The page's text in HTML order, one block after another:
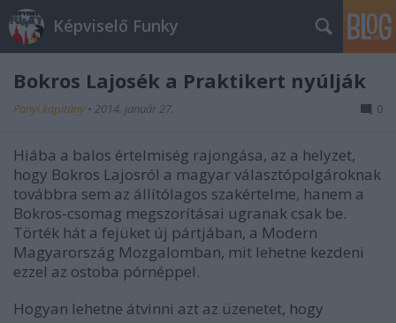
Képviselő Funky
Bokros Lajosék a Praktikert nyúlják
Panyi kapitány • 2014. január 27. 0
Hiába a balos értelmiség rajongása, az a helyzet,
hogy Bokros Lajosról a magyar választópolgároknak
továbbra sem az állítólagos szakértelme, hanem a
Bokros-csomag megszorításai ugranak csak be.
Törték hát a fejüket új pártjában, a Modern
Magyarország Mozgalomban, mit lehetne kezdeni
ezzel az ostoba pórnéppel.
Hogyan lehetne átvinni azt az üzenetet, hogy